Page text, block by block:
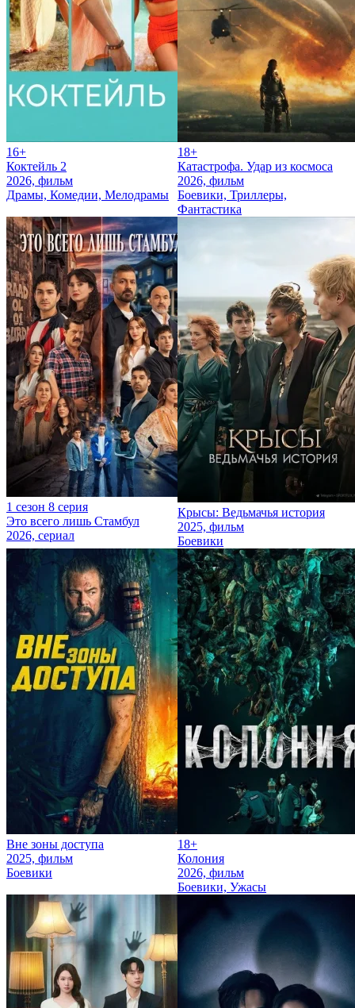
16+
Коктейль 2
2026, фильм
Драмы, Комедии, Мелодрамы
18+
Катастрофа. Удар из космоса
2026, фильм
Боевики, Триллеры,
Фантастика
1 сезон 8 серия
Это всего лишь Стамбул
2026, сериал
Крысы: Ведьмачья история
2025, фильм
Боевики
Вне зоны доступа
2025, фильм
Боевики
18+
Колония
2026, фильм
Боевики, Ужасы